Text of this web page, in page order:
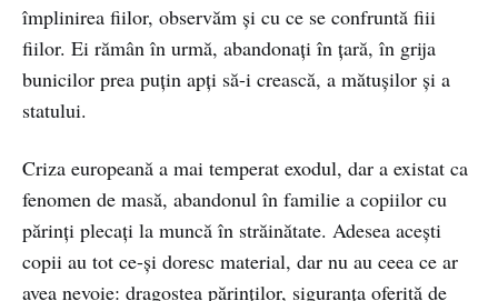
împlinirea fiilor, observăm și cu ce se confruntă fiii
fiilor. Ei rămân în urmă, abandonați în țară, în grija
bunicilor prea puțin apți să-i crească, a mătușilor și a
statului.
Criza europeană a mai temperat exodul, dar a existat ca
fenomen de masă, abandonul în familie a copiilor cu
părinți plecați la muncă în străinătate. Adesea acești
copii au tot ce-și doresc material, dar nu au ceea ce ar
avea nevoie: dragostea părinților, siguranța oferită de